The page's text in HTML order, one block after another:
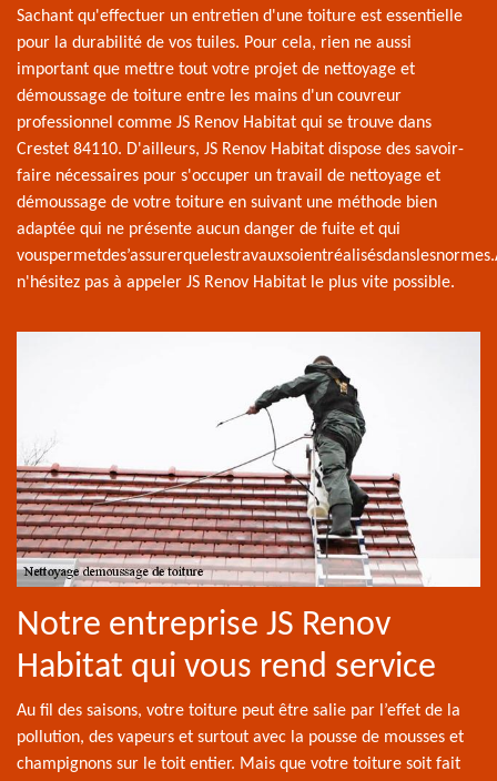
Sachant qu'effectuer un entretien d'une toiture est essentielle
pour la durabilité de vos tuiles. Pour cela, rien ne aussi
important que mettre tout votre projet de nettoyage et
démoussage de toiture entre les mains d'un couvreur
professionnel comme JS Renov Habitat qui se trouve dans
Crestet 84110. D'ailleurs, JS Renov Habitat dispose des savoir-
faire nécessaires pour s'occuper un travail de nettoyage et
démoussage de votre toiture en suivant une méthode bien
adaptée qui ne présente aucun danger de fuite et qui
n'hésitez pas à appeler JS Renov Habitat le plus vite possible.
Notre entreprise JS Renov
Habitat qui vous rend service
Au fil des saisons, votre toiture peut être salie par l’effet de la
pollution, des vapeurs et surtout avec la pousse de mousses et
champignons sur le toit entier. Mais que votre toiture soit fait